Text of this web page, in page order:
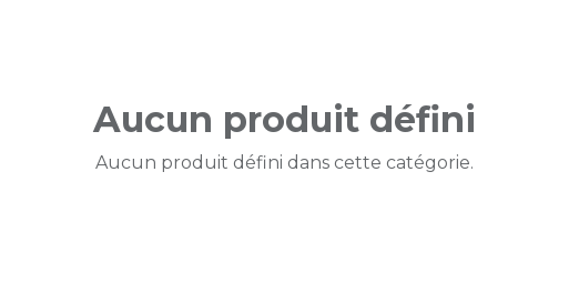
Aucun produit défini
Aucun produit défini dans cette catégorie.